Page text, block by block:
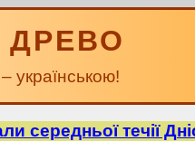
українською!
середньої течії